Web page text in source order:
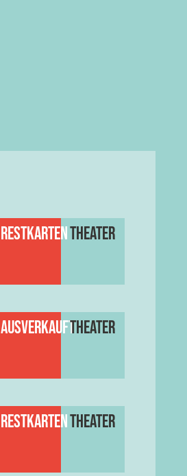
RestkartenTheater
AusverkauftTheater
RestkartenTheater